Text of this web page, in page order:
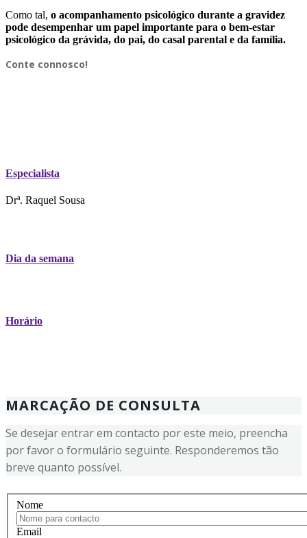
Como tal, o acompanhamento psicológico durante a gravidez
pode desempenhar um papel importante para o bem-estar
psicológico da grávida, do pai, do casal parental e da família.
Conte connosco!
Especialista
Drª. Raquel Sousa
Dia da semana
Horário
MARCAÇÃO DE CONSULTA
Se desejar entrar em contacto por este meio, preencha
por favor o formulário seguinte. Responderemos tão
breve quanto possível.
Nome
Email